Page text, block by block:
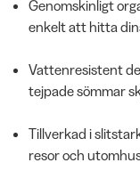
Genomskinligt
enkelt att hitta
Vattenresistent
tejpade sömmar
Tillverkad i
resor och